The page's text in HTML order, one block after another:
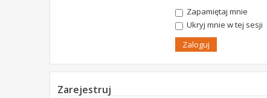
Zapamiętaj mnie
Ukryj mnie w tej sesji
Zarejestruj